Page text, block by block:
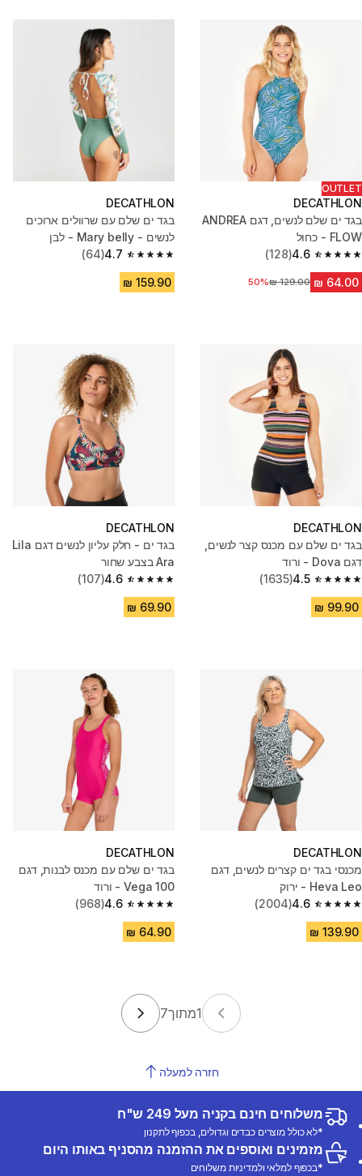
OUTLET
DECATHLON
בגד ים שלם לנשים, דגם ANDREA
FLOW - כחול
4.6
4.6 out of 5 stars from 128 reviews
(128)
מחיר לפני הנחה‏129.00 ₪
50%
DECATHLON
בגד ים שלם עם שרוולים ארוכים
לנשים - Mary belly - לבן
4.7
4.7 out of 5 stars from 64 reviews
(64)
DECATHLON
בגד ים שלם עם מכנס קצר לנשים,
דגם Dova - ורוד
4.5
4.5 out of 5 stars from 1635 reviews
(1635)
DECATHLON
בגד ים - חלק עליון לנשים דגם Lila
Ara בצבע שחור
4.6
4.6 out of 5 stars from 107 reviews
(107)
DECATHLON
מכנסי בגד ים קצרים לנשים, דגם
Heva Leo - ירוק
4.6
4.6 out of 5 stars from 2004 reviews
(2004)
DECATHLON
בגד ים שלם עם מכנס לבנות, דגם
100 Vega - ורוד
4.6
4.6 out of 5 stars from 968 reviews
(968)
1מתוך7
חזרה למעלה
משלוחים חינם בקניה מעל 249 ש"ח
*לא כולל מוצרים כבדים וגדולים, בכפוף לתקנון
מזמינים ואוספים את ההזמנה מהסניף באותו היום
*בכפוף למלאי ולמדיניות משלוחים